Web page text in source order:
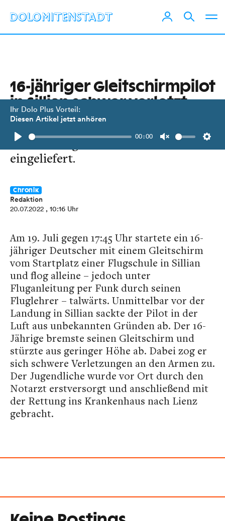
Ihr Dolo Plus Vorteil:
Diesen Artikel jetzt anhören
Play
00:00
Unmute
16-jähriger Gleitschirmpilot
in Sillian schwer verletzt
Der Jugendliche stürzte beim
Landeanflug ab und wurde ins BKH
eingeliefert.
Chronik
Redaktion
20.07.2022 , 10:16 Uhr
Am 19. Juli gegen 17:45 Uhr startete ein 16-
jähriger Deutscher mit einem Gleitschirm
vom Startplatz einer Flugschule in Sillian
und flog alleine – jedoch unter
Fluganleitung per Funk durch seinen
Fluglehrer – talwärts. Unmittelbar vor der
Landung in Sillian sackte der Pilot in der
Luft aus unbekannten Gründen ab. Der 16-
Jährige bremste seinen Gleitschirm und
stürzte aus geringer Höhe ab. Dabei zog er
sich schwere Verletzungen an den Armen zu.
Der Jugendliche wurde vor Ort durch den
Notarzt erstversorgt und anschließend mit
der Rettung ins Krankenhaus nach Lienz
gebracht.